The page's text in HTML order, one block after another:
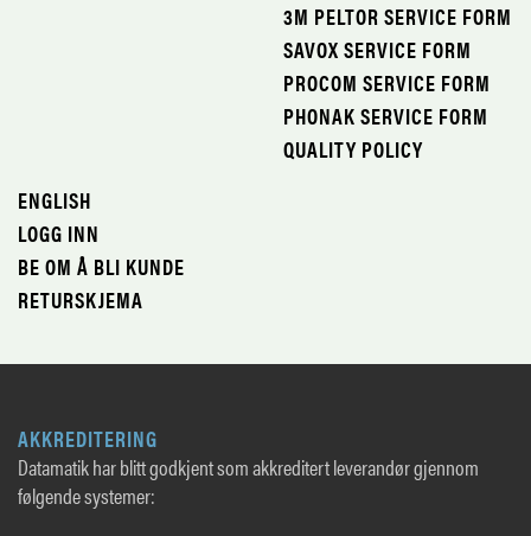
3M PELTOR SERVICE FORM
SAVOX SERVICE FORM
PROCOM SERVICE FORM
PHONAK SERVICE FORM
QUALITY POLICY
ENGLISH
LOGG INN
BE OM Å BLI KUNDE
RETURSKJEMA
AKKREDITERING
Datamatik har blitt godkjent som akkreditert leverandør gjennom
følgende systemer: